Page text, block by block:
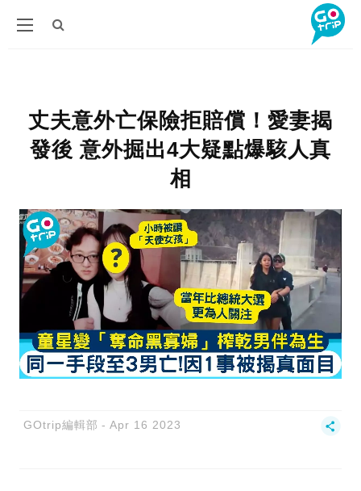
丈夫意外亡保險拒賠償！愛妻揭
發後 意外掘出4大疑點爆駭人真
相
GOtrip編輯部 Apr 16 2023